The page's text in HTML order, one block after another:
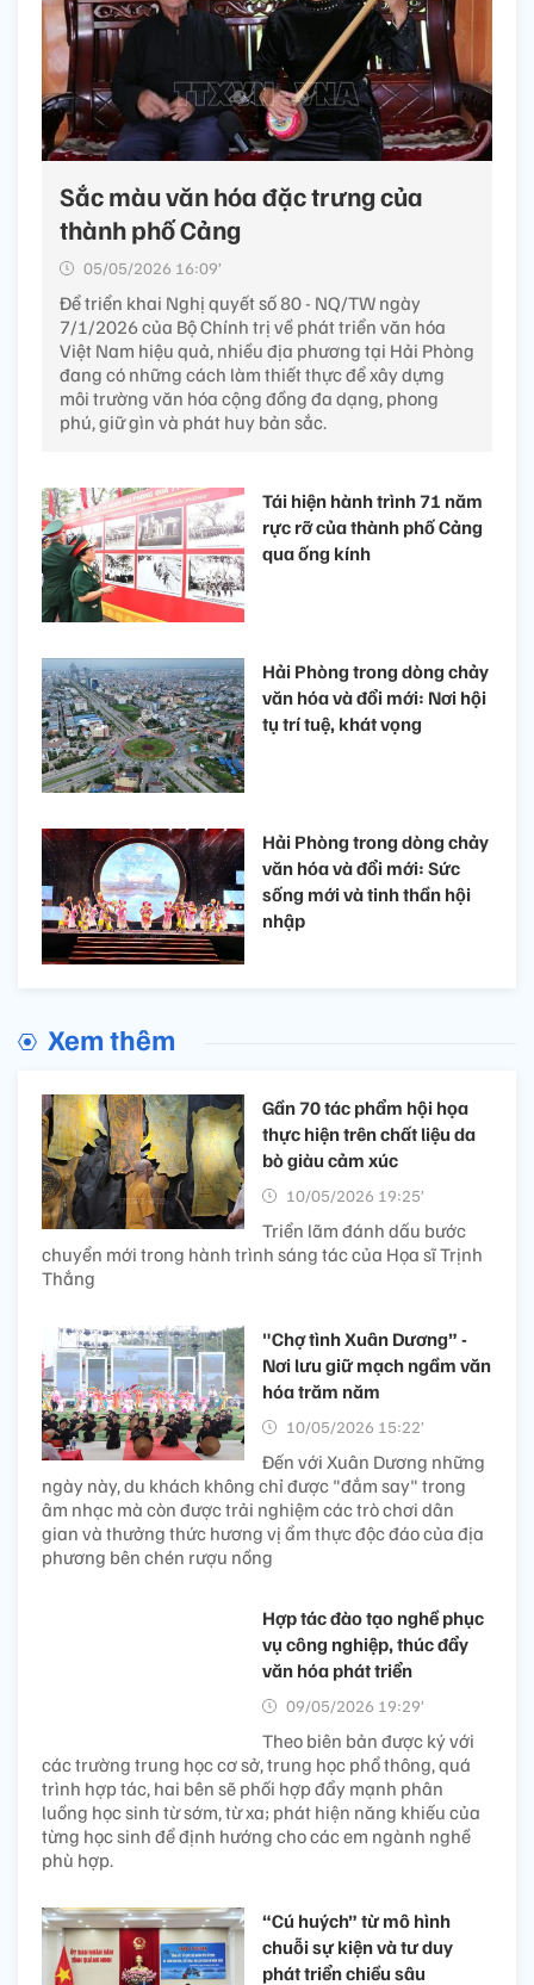
Sắc màu văn hóa đặc trưng của
thành phố Cảng
05/05/2026 16:09’
Để triển khai Nghị quyết số 80 - NQ/TW ngày
7/1/2026 của Bộ Chính trị về phát triển văn hóa
Việt Nam hiệu quả, nhiều địa phương tại Hải Phòng
đang có những cách làm thiết thực để xây dựng
môi trường văn hóa cộng đồng đa dạng, phong
phú, giữ gìn và phát huy bản sắc.
Tái hiện hành trình 71 năm
rực rỡ của thành phố Cảng
qua ống kính
Hải Phòng trong dòng chảy
văn hóa và đổi mới: Nơi hội
tụ trí tuệ, khát vọng
Hải Phòng trong dòng chảy
văn hóa và đổi mới: Sức
sống mới và tinh thần hội
nhập
Xem thêm
Gần 70 tác phẩm hội họa
thực hiện trên chất liệu da
bò giàu cảm xúc
10/05/2026 19:25’
Triển lãm đánh dấu bước
chuyển mới trong hành trình sáng tác của Họa sĩ Trịnh
Thắng
"Chợ tình Xuân Dương” -
Nơi lưu giữ mạch ngầm văn
hóa trăm năm
10/05/2026 15:22’
Đến với Xuân Dương những
ngày này, du khách không chỉ được "đắm say" trong
âm nhạc mà còn được trải nghiệm các trò chơi dân
gian và thưởng thức hương vị ẩm thực độc đáo của địa
phương bên chén rượu nồng
Hợp tác đào tạo nghề phục
vụ công nghiệp, thúc đẩy
văn hóa phát triển
09/05/2026 19:29’
Theo biên bản được ký với
các trường trung học cơ sở, trung học phổ thông, quá
trình hợp tác, hai bên sẽ phối hợp đẩy mạnh phân
luồng học sinh từ sớm, từ xa; phát hiện năng khiếu của
từng học sinh để định hướng cho các em ngành nghề
phù hợp.
“Cú huých” từ mô hình
chuỗi sự kiện và tư duy
phát triển chiều sâu